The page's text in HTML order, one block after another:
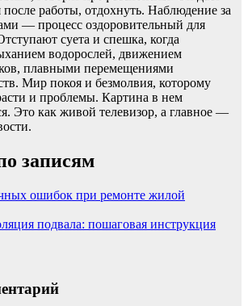
после работы, отдохнуть. Наблюдение за
— процесс оздоровительный для
суета и спешка, когда
водорослей, движением
плавными перемещениями
Мир покоя и безмолвия, которому
и проблемы. Картина в нем
Это как живой телевизор, а главное —
записям
ошибок при ремонте жилой
подвала: пошаговая инструкция